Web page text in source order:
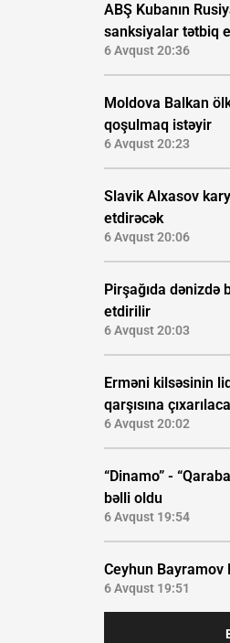
ABŞ Kubanın
sanksiyalar tətbiq
6 Avqust 20:36
Moldova Balkan
qoşulmaq istəyir
6 Avqust 20:23
Slavik Alxasov
etdirəcək
6 Avqust 20:06
Pirşağıda dənizdə
etdirilir
6 Avqust 20:03
Erməni kilsəsinin
qarşısına
6 Avqust 20:02
“Dinamo” -
bəlli oldu
6 Avqust 19:54
Ceyhun Bayramov
6 Avqust 19:51